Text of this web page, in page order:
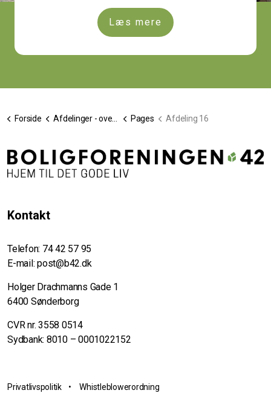
Læs mere
Forside Afdelinger - oversigt Pages Afdeling 16
Kontakt
Telefon: 74 42 57 95
E-mail: post@b42.dk
Holger Drachmanns Gade 1
6400 Sønderborg
CVR nr. 3558 0514
Sydbank: 8010 – 0001022152
Privatlivspolitik•Whistleblowerordning